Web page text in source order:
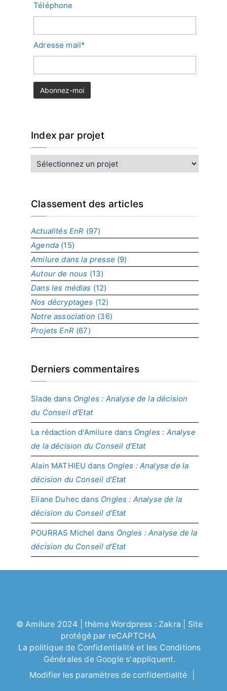
Téléphone
Adresse mail*
Index par projet
n
x
r
p
r
o
j
e
t
Classement des articles
Actualités EnR (97)
Agenda (15)
Amilure dans la presse (9)
Autour de nous (13)
Dans les médias (12)
Nos décryptages (12)
Notre association (36)
Projets EnR(67)
Derniers commentaires
Slade dans Ongles : Analyse de la décision
du Conseil d’Etat
La rédaction d'Amilure dans Ongles : Analyse
de la décision du Conseil d’Etat
Alain MATHIEU dans Ongles : Analyse de la
décision du Conseil d’Etat
Eliane Duhec dans Ongles : Analyse de la
décision du Conseil d’Etat
POURRAS Michel dans Ongles : Analyse de la
décision du Conseil d’Etat
© Amilure 2024 | thème Wordpress : Zakra | Site
protégé par reCAPTCHA
La politique de Confidentialité et les Conditions
Générales de Google s'appliquent.
Modifier les paramètres de confidentialité